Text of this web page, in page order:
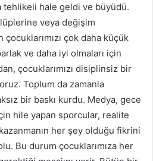
tehlikeli hale geldi ve büyüdü.
veya değişim
çok daha küçük
ve daha iyi olmaları için
çocuklarımızı disiplinsiz bir
Toplum da zamanla
bir baskı kurdu. Medya, gece
hile yapan sporcular, realite
her şey olduğu fikrini
Bu durum çocuklarımıza her